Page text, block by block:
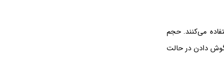
می‌کنند. حجم
گوش دادن در حالت